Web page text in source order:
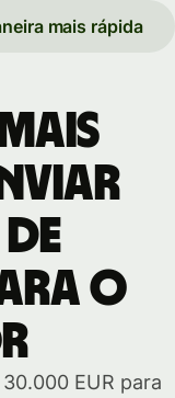
mais rápida
o
EUR para